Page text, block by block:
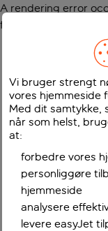
A rendering error
function
Vi bruger strengt
vores hjemmeside
Med dit
når som helst,
at:
forbedre vores
personliggøre
hjemmeside
analysere
levere easyJet